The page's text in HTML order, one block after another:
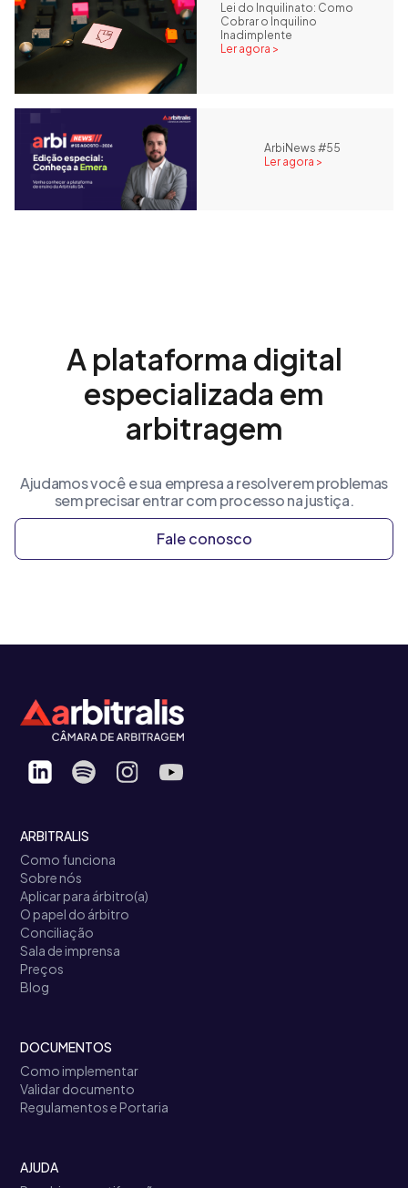
Lei do Inquilinato: Como
Cobrar o Inquilino
Inadimplente
Ler agora >
ArbiNews #55
Ler agora >
A plataforma digital
especializada em
arbitragem
Ajudamos você e sua empresa a resolverem problemas
sem precisar entrar com processo na justiça.
Fale conosco
ARBITRALIS
Como funciona
Sobre nós
Aplicar para árbitro(a)
O papel do árbitro
Conciliação
Sala de imprensa
Preços
Blog
DOCUMENTOS
Como implementar
Validar documento
Regulamentos e Portaria
AJUDA